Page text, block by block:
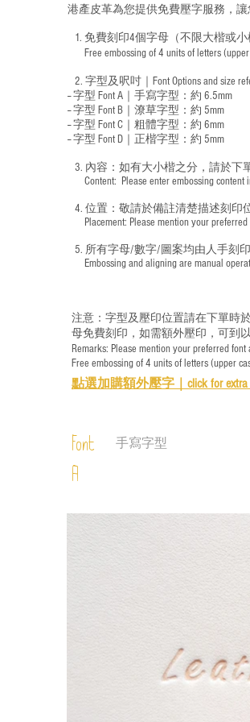
港產皮革為您提供免費壓字服務，
1. 免費刻印4個字母（不限大楷或
Free embossing of 4 units of letters
2. 字型及呎吋｜ Font Options and size
-- 字型 Font A｜手寫字型：約 6.5mm
-- 字型 Font B｜潦草字型： 約 5mm
-- 字型 Font C｜粗體字型：約 6mm
-- 字型 Font D｜正楷字型： 約 5mm
3. 內容：如有大小楷之分，請於下
Content: Please enter embossing content
4. 位置：敬請於備註清楚描述刻印
Placement: Please mention your preferred
5. 所有字母/數字/圖案均由人手刻
Embossing and aligning are manual
注意：字型及壓印位置請在下單時
母免費刻印，如需額外壓印，可到
Remarks: Please mention your preferred
Free embossing of 4 units of letters (upper
點選加購額外壓字｜ click for e
Font
A
手寫字型